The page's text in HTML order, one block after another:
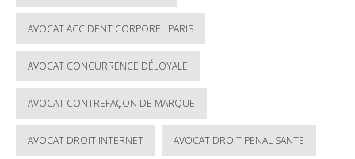
AVOCAT ACCIDENT CORPOREL PARIS
AVOCAT CONCURRENCE DÉLOYALE
AVOCAT CONTREFAÇON DE MARQUE
AVOCAT DROIT INTERNET AVOCAT DROIT PENAL SANTE